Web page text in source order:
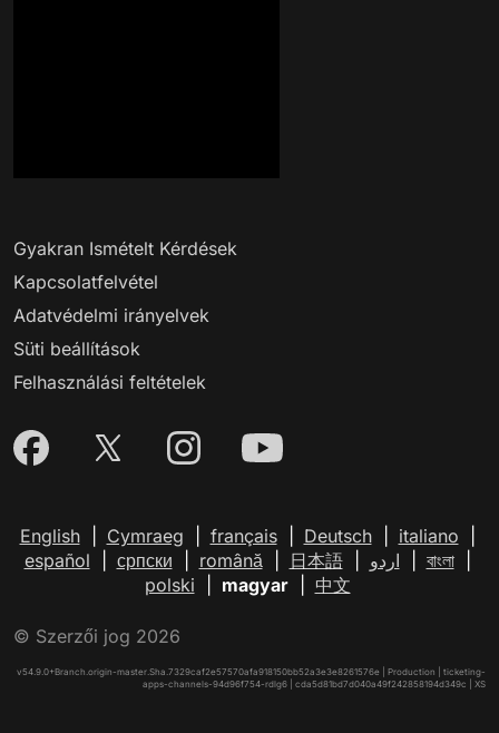
Gyakran Ismételt Kérdések
Kapcsolatfelvétel
Adatvédelmi irányelvek
Süti beállítások
Felhasználási feltételek
English| Cymraeg français| Deutsch| italiano
español
српски română| 日本語| اردو বাংলা|
polski
magyar| 中文
© Szerzői jog 2026
v54.9.0+Branch.origin-master.Sha.7329caf2e57570afa918150bb52a3e3e8261576e | Production | ticketing-
apps-channels-94d96f754-rdlg6 | cda5d81bd7d040a49f242858194d349c | XS